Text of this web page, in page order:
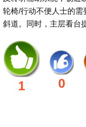
轮椅/行动不便人士的
斜道。同时，主层看台
1 0